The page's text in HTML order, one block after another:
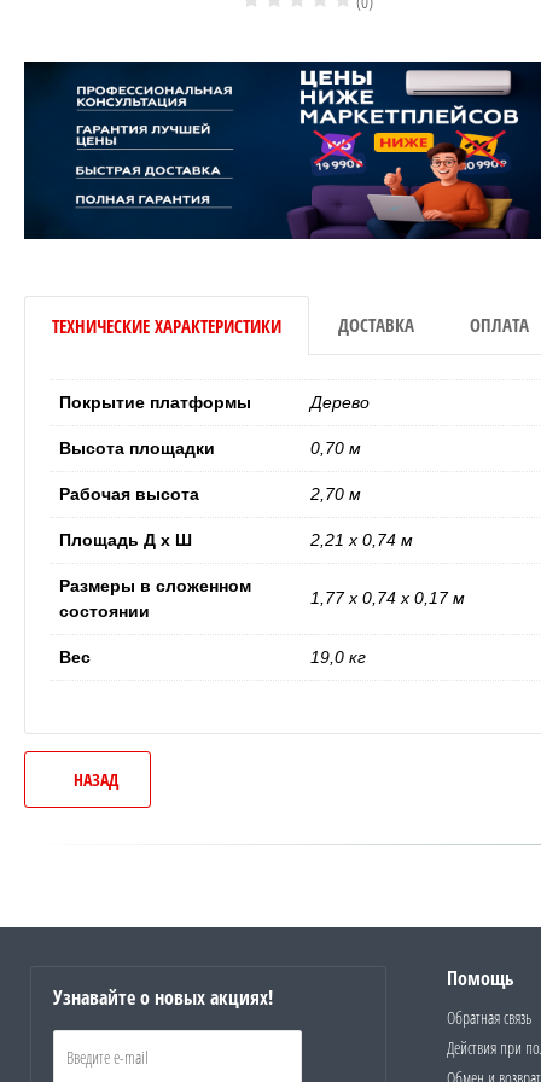
ТЕХНИЧЕСКИЕ ХАРАКТЕРИСТИКИ ДОСТАВКА ОПЛАТА
Покрытие платформы Дерево
Высота площадки 0,70 м
Рабочая высота 2,70 м
Площадь Д x Ш 2,21 x 0,74 м
Размеры в сложенном
состоянии
1,77 x 0,74 x 0,17 м
Вес 19,0 кг
НАЗАД
Узнавайте о новых акциях!
Помощь
Обратная связь
Действия при